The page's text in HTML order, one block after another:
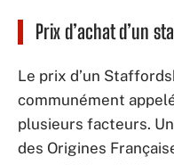
Prix d’achat d’un
Le prix d’un
communément
plusieurs facteurs.
des Origines